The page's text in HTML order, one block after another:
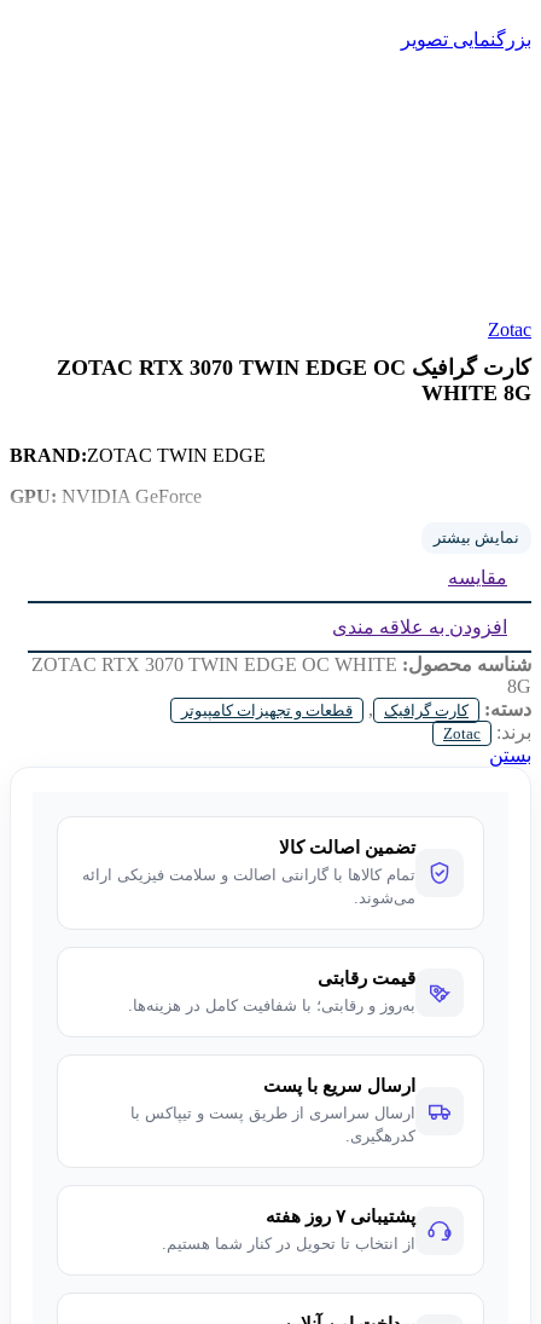
بزرگنمایی تصویر
Zotac
کارت گرافیک ZOTAC RTX 3070 TWIN EDGE OC
WHITE 8G
ZOTAC TWIN EDGE
NVIDIA GeForce
نمایش بیشتر
مقایسه
افزودن به علاقه مندی
شناسه محصول: ZOTAC RTX 3070 TWIN EDGE OC WHITE
8G
دسته:
کارت گرافیک , قطعات و تجهیزات کامپیوتر
برند: Zotac
بستن
تضمین اصالت کالا
تمام کالاها با گارانتی اصالت و سلامت فیزیکی ارائه
می‌شوند.
قیمت رقابتی
به‌روز و رقابتی؛ با شفافیت کامل در هزینه‌ها.
ارسال سریع با پست
ارسال سراسری از طریق پست و تیپاکس با
کدرهگیری.
پشتیبانی ۷ روز هفته
از انتخاب تا تحویل در کنار شما هستیم.